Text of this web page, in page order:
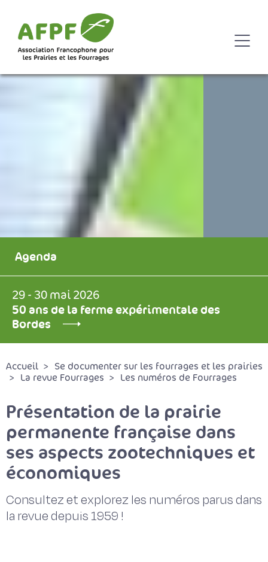
Agenda
29 - 30 mai 2026
50 ans de la ferme expérimentale des
Bordes
Accueil
Se documenter sur les fourrages et les prairies
La revue Fourrages
Les numéros de Fourrages
Présentation de la prairie
permanente française dans
ses aspects zootechniques et
économiques
Consultez et explorez les numéros parus dans
la revue depuis 1959 !